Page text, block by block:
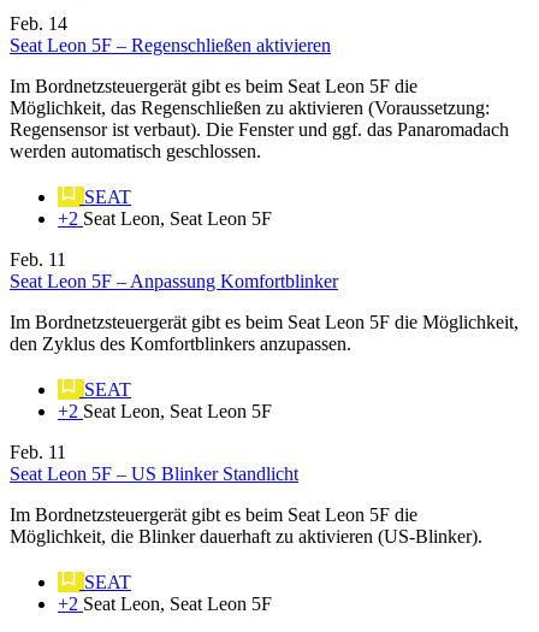
Feb. 14
Seat Leon 5F – Regenschließen aktivieren
Im Bordnetzsteuergerät gibt es beim Seat Leon 5F die
Möglichkeit, das Regenschließen zu aktivieren (Voraussetzung:
Regensensor ist verbaut). Die Fenster und ggf. das Panaromadach
werden automatisch geschlossen.
SEAT
+2 Seat Leon, Seat Leon 5F
Feb. 11
Seat Leon 5F – Anpassung Komfortblinker
Im Bordnetzsteuergerät gibt es beim Seat Leon 5F die Möglichkeit,
den Zyklus des Komfortblinkers anzupassen.
SEAT
+2 Seat Leon, Seat Leon 5F
Feb. 11
Seat Leon 5F – US Blinker Standlicht
Im Bordnetzsteuergerät gibt es beim Seat Leon 5F die
Möglichkeit, die Blinker dauerhaft zu aktivieren (US-Blinker).
SEAT
+2 Seat Leon, Seat Leon 5F